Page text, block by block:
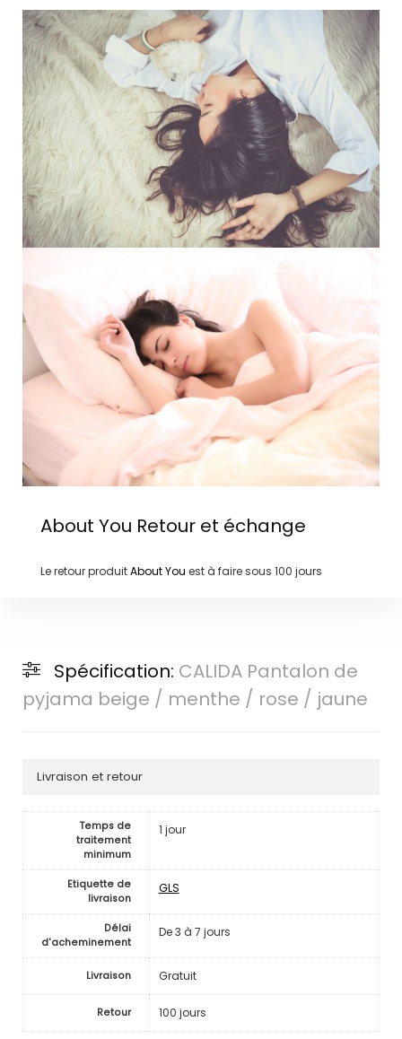
About You Retour et échange
Le retour produitAbout You est à faire sous 100 jours
Spécification: CALIDA Pantalon de
pyjama beige / menthe / rose / jaune
Livraison et retour
Temps de
traitement
minimum
1 jour
Etiquette de
livraison
GLS
Délai
d'acheminement
De 3 à 7 jours
Livraison Gratuit
Retour 100 jours